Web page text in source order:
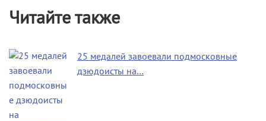
Читайте также
25 медалей завоевали подмосковные
дзюдоисты на…